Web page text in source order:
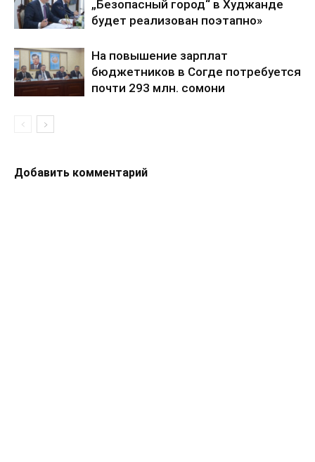
„Безопасный город“ в Худжанде
будет реализован поэтапно»
На повышение зарплат
бюджетников в Согде потребуется
почти 293 млн. сомони
Добавить комментарий